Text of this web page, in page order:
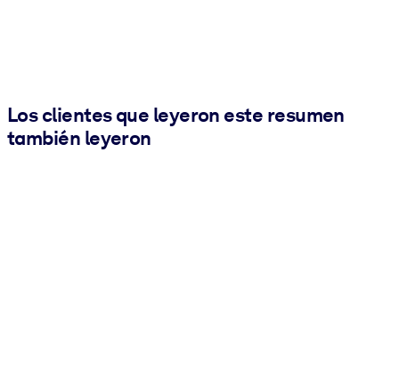
Los clientes que leyeron este resumen
también leyeron